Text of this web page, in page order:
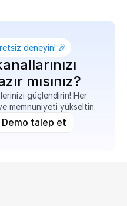
deneyin! 🎉
mısınız?
güçlendirin! Her
memnuniyeti yükseltin.
Demo talep et